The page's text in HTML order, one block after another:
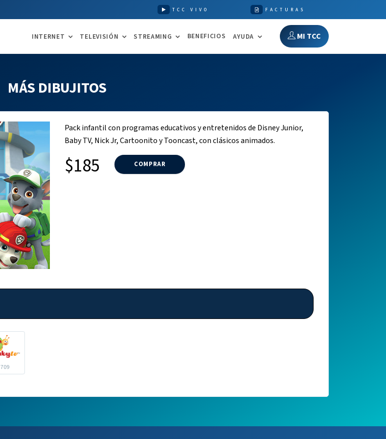
TCC VIVO FACTURAS
INTERNET TELEVISIÓN STREAMING BENEFICIOS AYUDA MI TCC
MÁS DIBUJITOS
Pack infantil con programas educativos y entretenidos de Disney Junior,
Baby TV, Nick Jr, Cartoonito y Tooncast, con clásicos animados.
$185 COMPRAR
709